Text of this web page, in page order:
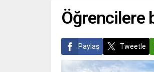
Öğrencilere
Paylaş Tweetle